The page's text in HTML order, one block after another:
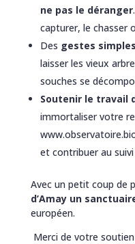
ne pas le déranger
capturer, le chasser
Des gestes
laisser les vieux
souches se
Soutenir le travail
immortaliser votre
et contribuer au suivi
Avec un petit coup de
d’Amay un
européen.
Merci de votre soutien